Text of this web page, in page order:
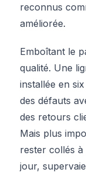
reconnus
améliorée.
Emboîtant le
qualité. Une
installée en
des défauts
des retours
Mais plus
rester collés
jour,